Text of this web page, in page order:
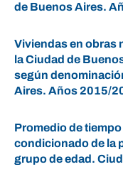
de Buenos Aires.
Viviendas en obras
la Ciudad de
según
Aires. Años 2015/
Promedio de
condicionado de la
grupo de edad.